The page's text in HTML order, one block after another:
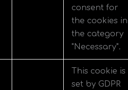
consent for
the cookies in
the category
"Necessary".
This cookie is
set by GDPR